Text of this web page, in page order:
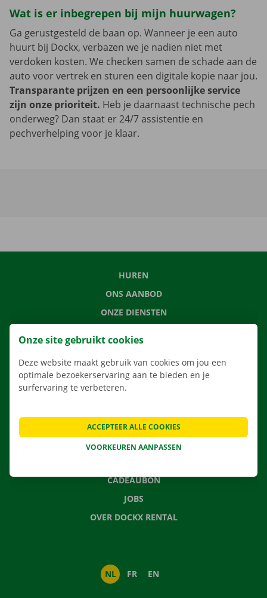
Wat is er inbegrepen bij mijn huurwagen?
Ga gerustgesteld de baan op. Wanneer je een auto
huurt bij Dockx, verbazen we je nadien niet met
verdoken kosten. We checken samen de schade aan de
auto voor vertrek en sturen een digitale kopie naar jou.
Transparante prijzen en een persoonlijke service
zijn onze prioriteit. Heb je daarnaast technische pech
onderweg? Dan staat er 24/7 assistentie en
pechverhelping voor je klaar.
HUREN
ONS AANBOD
ONZE DIENSTEN
VERHUISOPLOSSINGEN
CONTACTEER ONS
VEELGESTELDE VRAGEN
CADEAUBON
JOBS
OVER DOCKX RENTAL
NL FR EN
Onze site gebruikt cookies
Deze website maakt gebruik van cookies om jou een
optimale bezoekerservaring aan te bieden en je
surfervaring te verbeteren.
VOORKEUREN AANPASSEN
ACCEPTEER ALLE COOKIES